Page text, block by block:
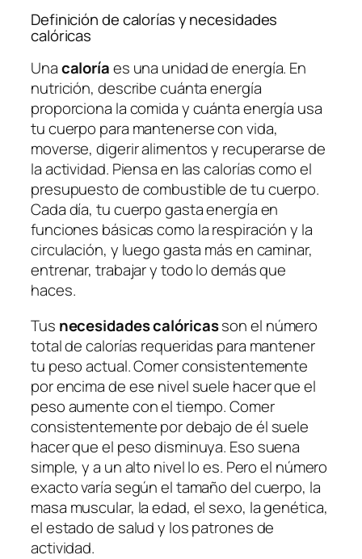
Definición de calorías y necesidades
calóricas
Unacaloríaes una unidad de energía. En
nutrición, describe cuánta energía
proporciona la comida y cuánta energía usa
tu cuerpo para mantenerse con vida,
moverse, digerir alimentos y recuperarse de
la actividad. Piensa en las calorías como el
presupuesto de combustible de tu cuerpo.
Cada día, tu cuerpo gasta energía en
funciones básicas como la respiración y la
circulación, y luego gasta más en caminar,
entrenar, trabajar y todo lo demás que
haces.
Tus necesidades calóricasson el número
total de calorías requeridas para mantener
tu peso actual. Comer consistentemente
por encima de ese nivel suele hacer que el
peso aumente con el tiempo. Comer
consistentemente por debajo de él suele
hacer que el peso disminuya. Eso suena
simple, y a un alto nivel lo es. Pero el número
exacto varía según el tamaño del cuerpo, la
masa muscular, la edad, el sexo, la genética,
el estado de salud y los patrones de
actividad.